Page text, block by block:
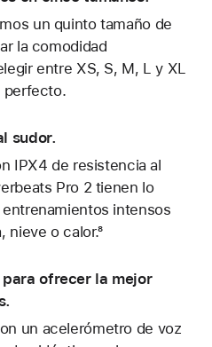
un quinto tamaño de
la comodidad
entre XS, S, M, L y XL
perfecto.
sudor.
IPX4 de resistencia al
Pro 2 tienen lo
intensos
nieve o calor.⁸
ofrecer la mejor
un acelerómetro de voz